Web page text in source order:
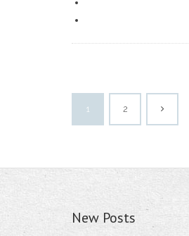
1 2
New Posts